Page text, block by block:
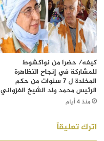
كيفه/ حضرا من نواكشوط
للمشاركة في إنجاح التظاهرة
المخلدة ل 7 سنوات من حكم
الرئيس محمد ولد الشيخ الغزواني
منذ 4 أيام
اترك تعليقاً